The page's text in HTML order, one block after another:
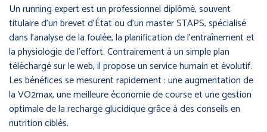
Un running expert est un professionnel diplômé, souvent
titulaire d’un brevet d’État ou d’un master STAPS, spécialisé
dans l’analyse de la foulée, la planification de l’entraînement et
la physiologie de l’effort. Contrairement à un simple plan
téléchargé sur le web, il propose un service humain et évolutif.
Les bénéfices se mesurent rapidement : une augmentation de
la VO2max, une meilleure économie de course et une gestion
optimale de la recharge glucidique grâce à des conseils en
nutrition ciblés.